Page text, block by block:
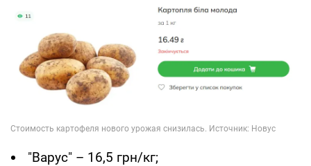
"Варус" – 16,5 грн/кг;